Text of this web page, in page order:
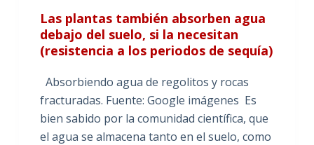
Las plantas también absorben agua
debajo del suelo, si la necesitan
(resistencia a los periodos de sequía)
Absorbiendo agua de regolitos y rocas
fracturadas. Fuente: Google imágenes Es
bien sabido por la comunidad científica, que
el agua se almacena tanto en el suelo, como